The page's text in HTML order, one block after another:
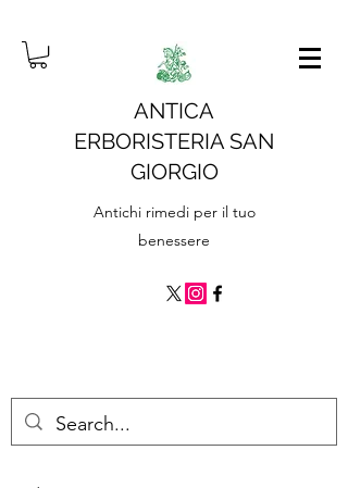
ANTICA
ERBORISTERIA SAN
GIORGIO
Antichi rimedi per il tuo
benessere